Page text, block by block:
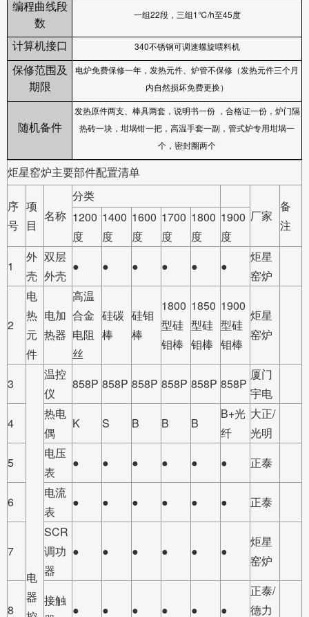
编程曲线段
数
一组22段，三组1℃/h至45度
计算机接口 340不锈钢可调速螺旋喂料机
保修范围及
期限
电炉免费保修一年，发热元件、炉管不保修（发热元件三个月
内自然损坏免费更换）
随机备件
发热原件两支、棒具两套，说明书一份 ，合格证一份，炉门隔
热砖一块，坩埚钳一把，高温手套一副，管式炉专用坩埚一
个，密封圈两个
炬星窑炉主要部件配置清单
序
号
项
目
名称
分类
厂家
备
注
1200
度
1400
度
1600
度
1700
度
1800
度
1900
度
1
外
壳
双层
外壳
● ● ● ● ● ●
炬星
窑炉
2
电
热
元
件
电加
热器
高温
合金
电阻
丝
硅碳
棒
硅钼
棒
1800
型硅
钼棒
1850
型硅
钼棒
1900
型硅
钼棒
炬星
窑炉
3
电
器
温控
仪
858P 858P 858P 858P 858P 858P
厦门
宇电
4
热电
偶
K S B B B
B+光
纤
大正/
光明
5
电压
表
● ● ● ● ● ● 正泰
6
电流
表
● ● ● ● ● ● 正泰
7
SCR
调功
器
● ● ● ● ● ●
炬星
窑炉
8
接触
● ● ● ● ● ●
正泰/
德力